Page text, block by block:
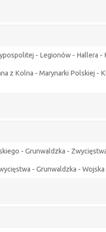
- Legionów - Hallera
z Kolna - Marynarki Polskiej -
- Grunwaldzka -
- Grunwaldzka -